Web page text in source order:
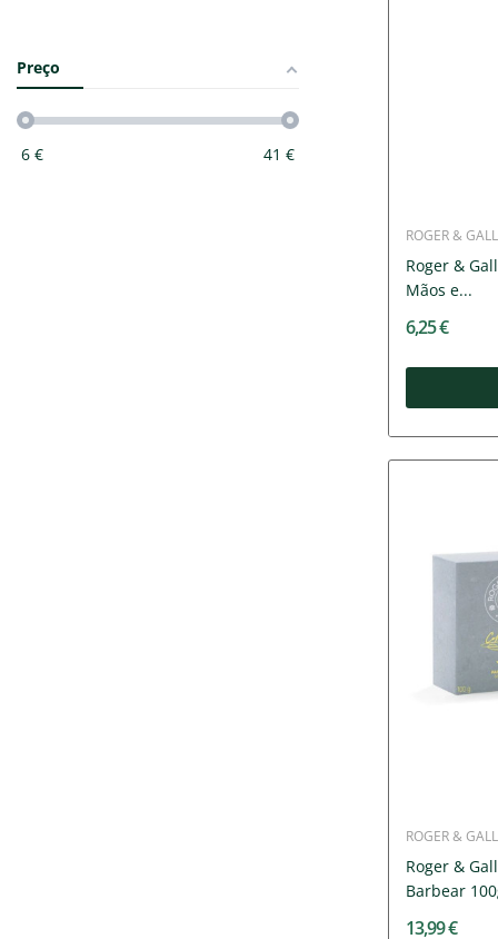
Preço
6 € 41 €
ROGER &
Roger &
Mãos e...
6,25 €
ROGER &
Roger &
Barbear
13,99 €